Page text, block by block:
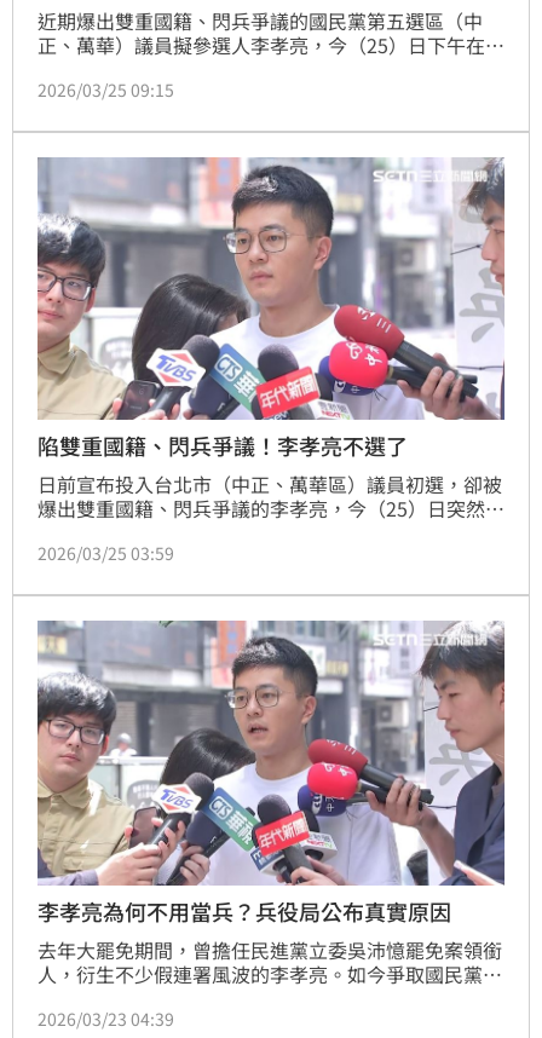
近期爆出雙重國籍、閃兵爭議的國民黨第五選區（中
正、萬華）議員擬參選人李孝亮，今（25）日下午在社
此，李孝亮的母親表示，因為雙重國籍及兵役問題，為
思考，今天告知退選的決定。李母並且為李孝亮大抱不
平，質疑國民黨內沒有人幫李孝亮就算了，還有人不斷
爆料傷害他，因此對於李孝亮退選，她也鬆了一口氣。
2026/03/25 09:15
陷雙重國籍、閃兵爭議！李孝亮不選了
日前宣布投入台北市（中正、萬華區）議員初選，卻被
爆出雙重國籍、閃兵爭議的李孝亮，今（25）日突然宣
問題完整地處理。至於具體上是什麼問題，他則沒有多
2026/03/25 03:59
李孝亮為何不用當兵？兵役局公布真實原因
去年大罷免期間，曾擔任民進黨立委吳沛憶罷免案領銜
人，衍生不少假連署風波的李孝亮。如今爭取國民黨提
底，他不僅擁有雙重國籍且直至35歲仍未服兵役。不當
2026/03/23 04:39